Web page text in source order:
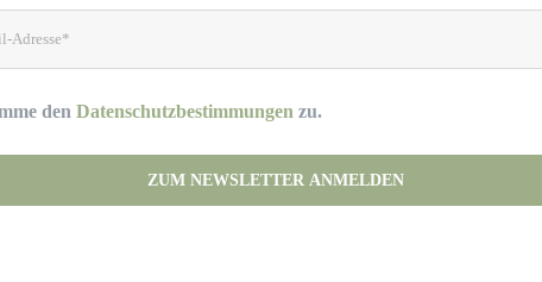
denDatenschutzbestimmungenzu.
field empty.